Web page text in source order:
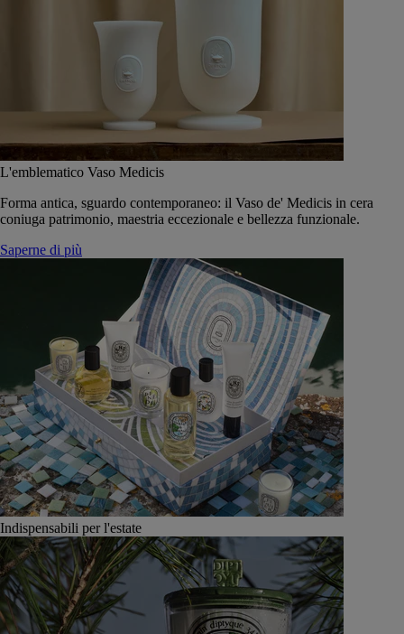
L'emblematico Vaso Medicis
Forma antica, sguardo contemporaneo: il Vaso de' Medicis in cera
coniuga patrimonio, maestria eccezionale e bellezza funzionale.
Saperne di più
Indispensabili per l'estate